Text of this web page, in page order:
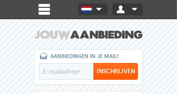
AANBIEDINGEN IN JE MAIL!